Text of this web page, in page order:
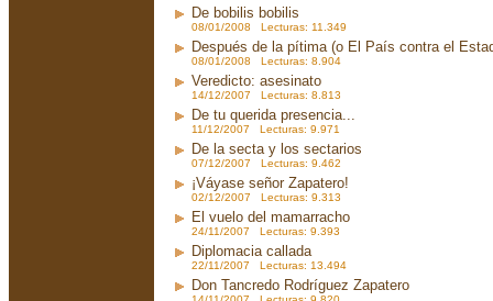
De bobilis bobilis
08/01/2008 Lecturas: 11.349
Después de la pítima (o El País contra el
08/01/2008 Lecturas: 8.904
Veredicto: asesinato
14/12/2007 Lecturas: 8.813
De tu querida presencia...
11/12/2007 Lecturas: 9.971
De la secta y los sectarios
07/12/2007 Lecturas: 9.462
¡Váyase señor Zapatero!
02/12/2007 Lecturas: 9.313
El vuelo del mamarracho
24/11/2007 Lecturas: 9.393
Diplomacia callada
22/11/2007 Lecturas: 13.494
Don Tancredo Rodríguez Zapatero